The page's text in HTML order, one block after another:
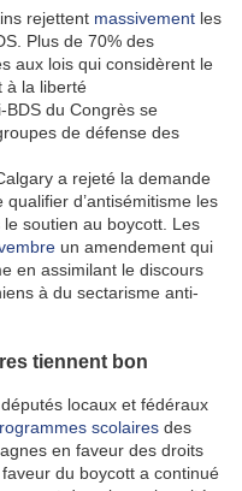
rejettent massivement les
Plus de 70% des
aux lois qui considèrent le
à la liberté
BDS du Congrès se
de défense des
a rejeté la demande
d’antisémitisme les
le soutien au boycott. Les
un amendement qui
en assimilant le discours
à du sectarisme anti-
tiennent bon
locaux et fédéraux
scolaires des
en faveur des droits
du boycott a continué